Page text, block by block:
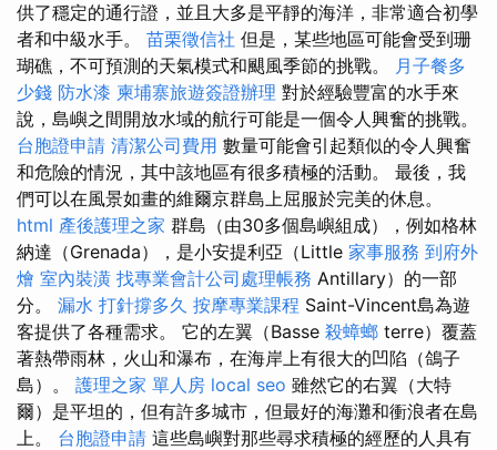
供了穩定的通行證，並且大多是平靜的海洋，非常適合初學
者和中級水手。 苗栗徵信社 但是，某些地區可能會受到珊
瑚礁，不可預測的天氣模式和颶風季節的挑戰。 月子餐多
少錢 防水漆 柬埔寨旅遊簽證辦理 對於經驗豐富的水手來
說，島嶼之間開放水域的航行可能是一個令人興奮的挑戰。
台胞證申請 清潔公司費用 數量可能會引起類似的令人興奮
和危險的情況，其中該地區有很多積極的活動。 最後，我
們可以在風景如畫的維爾京群島上屈服於完美的休息。
html 產後護理之家 群島（由30多個島嶼組成），例如格林
納達（Grenada），是小安提利亞（Little 家事服務 到府外
燴 室內裝潢 找專業會計公司處理帳務 Antillary）的一部
分。 漏水 打針撐多久 按摩專業課程 Saint-Vincent島為遊
客提供了各種需求。 它的左翼（Basse 殺蟑螂 terre）覆蓋
著熱帶雨林，火山和瀑布，在海岸上有很大的凹陷（鴿子
島）。 護理之家 單人房 local seo 雖然它的右翼（大特
爾）是平坦的，但有許多城市，但最好的海灘和衝浪者在島
上。 台胞證申請 這些島嶼對那些尋求積極的經歷的人具有